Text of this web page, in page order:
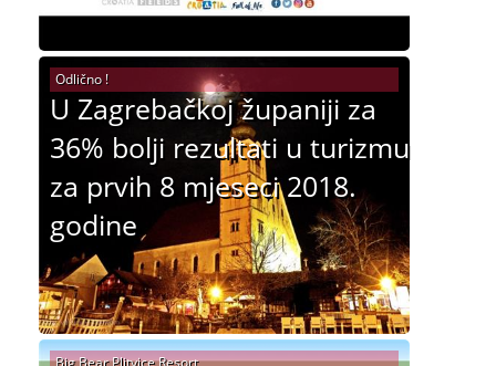
U Zagrebačkoj županiji za
36% bolji rezultati u turizmu
za prvih 8 mjeseci 2018.
godine
Odlično !